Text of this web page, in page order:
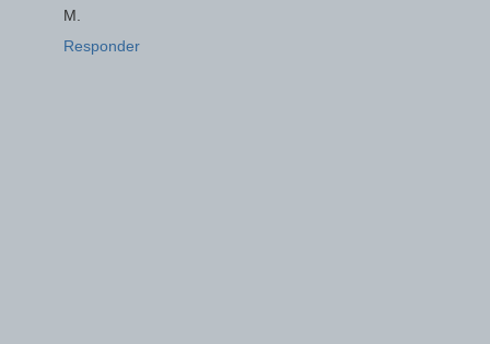
M.
Responder